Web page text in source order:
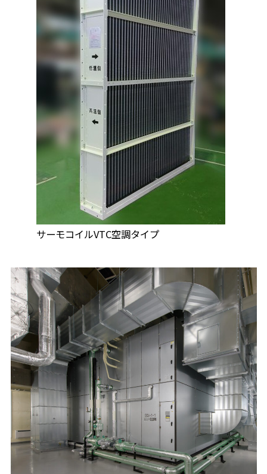
サーモコイルVTC空調タイプ